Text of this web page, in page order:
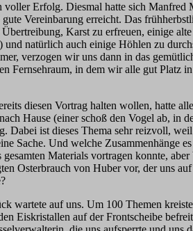
Erfolg. Diesmal hatte sich Manfred
Vereinbarung erreicht. Das
Karst zu erfreuen, einige
natürlich auch einige Höhlen zu
verzogen wir uns dann in das
Fernsehraum, in dem wir alle gut Platz
diesen Vortrag halten wollen, hatte
Hause (einer schoß den Vogel ab, in
ist dieses Thema sehr reizvoll,
Sache. Und welche Zusammenhänge
Materials vortragen konnte,
Osterbrauch von Huber vor, der uns
auf uns. Um 100 Themen
Eiskristallen auf der Frontscheibe